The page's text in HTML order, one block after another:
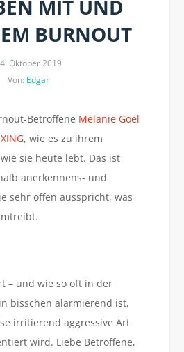
MIT UND
BURNOUT
Oktober 2019
Von: Edgar
Betroffene Melanie Goel
XING, wie es zu ihrem
sie heute lebt. Das ist
anerkennens- und
sehr offen ausspricht, was
– und wie so oft in der
bisschen alarmierend ist,
irritierend aggressive Art
wird. Liebe Betroffene,